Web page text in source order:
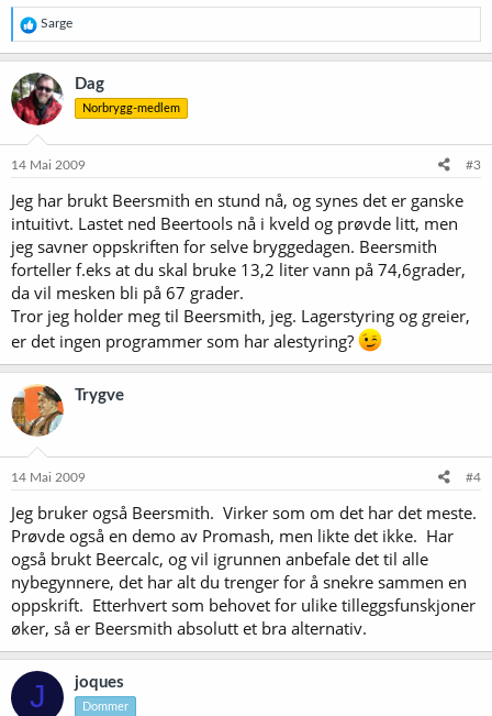
R
e
a
k
s
j
o
e
:
Sarge
Dag
Norbrygg-medlem
14 Mai 2009 #3
Jeg har brukt Beersmith en stund nå, og synes det er ganske
intuitivt. Lastet ned Beertools nå i kveld og prøvde litt, men
jeg savner oppskriften for selve bryggedagen. Beersmith
forteller f.eks at du skal bruke 13,2 liter vann på 74,6grader,
da vil mesken bli på 67 grader.
Tror jeg holder meg til Beersmith, jeg. Lagerstyring og greier,
er det ingen programmer som har alestyring?
Trygve
14 Mai 2009 #4
Jeg bruker også Beersmith. Virker som om det har det meste.
Prøvde også en demo av Promash, men likte det ikke. Har
også brukt Beercalc, og vil igrunnen anbefale det til alle
nybegynnere, det har alt du trenger for å snekre sammen en
oppskrift. Etterhvert som behovet for ulike tilleggsfunskjoner
øker, så er Beersmith absolutt et bra alternativ.
J joques
Dommer